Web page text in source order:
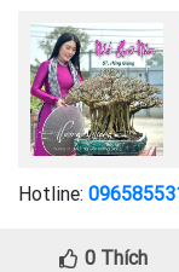
Hotline:
0Thích